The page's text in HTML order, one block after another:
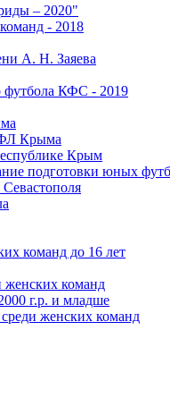
– 2020"
- 2018
А. Н. Заяева
футбола КФС - 2019
Крыма
Крым
подготовки юных
команд до 16 лет
команд
г.р. и младше
женских команд